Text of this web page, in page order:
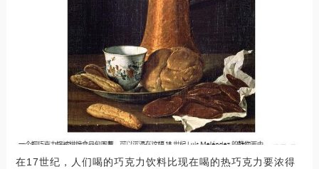
在17世纪，人们喝的巧克力饮料比现在喝的热巧克力要浓得